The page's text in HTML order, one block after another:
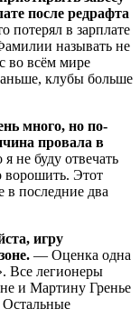
после редрафта
потерял в зарплате
называть не
во всём мире
клубы больше
много, но по-
провала в
не буду отвечать
ворошить. Этот
последние два
игру
— Оценка одна
Все легионеры
и Мартину Гренье